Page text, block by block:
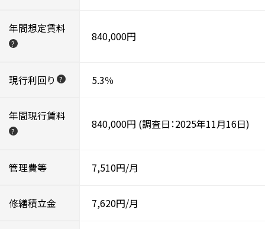
年間想定賃料
? 840,000円
現行利回り ? 5.3％
年間現行賃料
? 840,000円 (調査日：2025年11月16日)
管理費等 7,510円/月
修繕積立金 7,620円/月